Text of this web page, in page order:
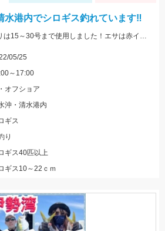
水港内でシロギス釣れています‼
仕掛けは7～8号使用。オモリは15～30号まで使用しました！エサは赤イソメがオススメです！
05/25
～17:00
オフショア
沖・清水港内
ギス
り
ギス40匹以上
ギス10～22ｃｍ